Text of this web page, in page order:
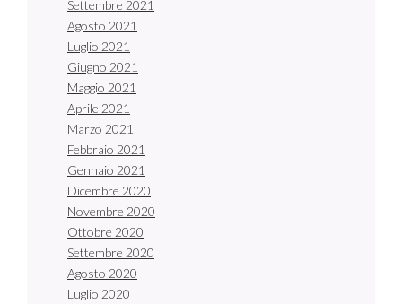
Settembre 2021
Agosto 2021
Luglio 2021
Giugno 2021
Maggio 2021
Aprile 2021
Marzo 2021
Febbraio 2021
Gennaio 2021
Dicembre 2020
Novembre 2020
Ottobre 2020
Settembre 2020
Agosto 2020
Luglio 2020